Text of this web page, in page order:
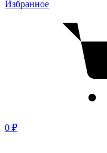
Избранное
0 ₽